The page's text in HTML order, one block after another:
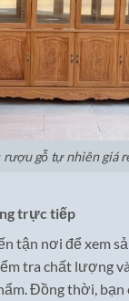
rượu gỗ tự nhiên giá
trực tiếp
tận nơi để xem
tra chất lượng
Đồng thời, bạn